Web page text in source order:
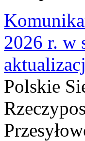
2026 r. w
Polskie